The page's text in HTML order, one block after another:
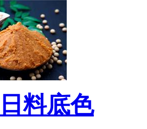
料底色